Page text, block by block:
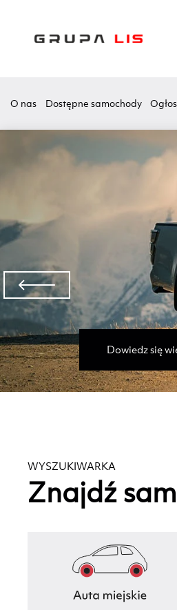
O nas Dostępne samochody
Dowiedz się
WYSZUKIWARKA
Znajdź